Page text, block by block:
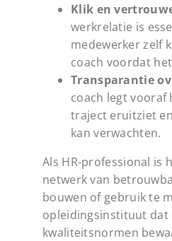
Klik en
werkrelatie is
medewerker zelf
coach voordat
Transparantie
coach legt
traject eruitziet
kan verwachten.
Als HR-professional is
netwerk van
bouwen of gebruik te
opleidingsinstituut dat
kwaliteitsnormen